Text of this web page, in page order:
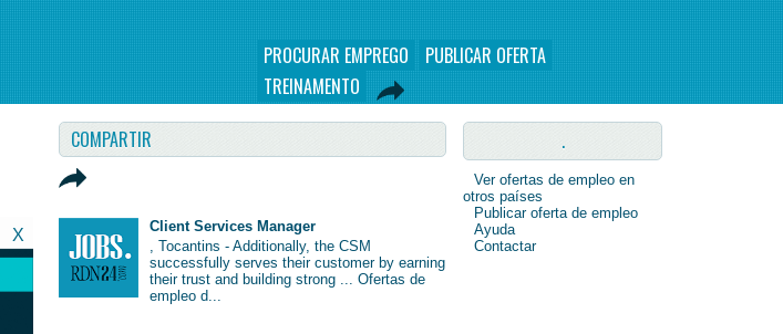
PROCURAR EMPREGO
PUBLICAR OFERTA
TREINAMENTO
X
COMPARTIR
Client Services Manager
, Tocantins - Additionally, the CSM
successfully serves their customer by earning
their trust and building strong ... Ofertas de
empleo d...
.
Ver ofertas de empleo en
otros países
Publicar oferta de empleo
Ayuda
Contactar